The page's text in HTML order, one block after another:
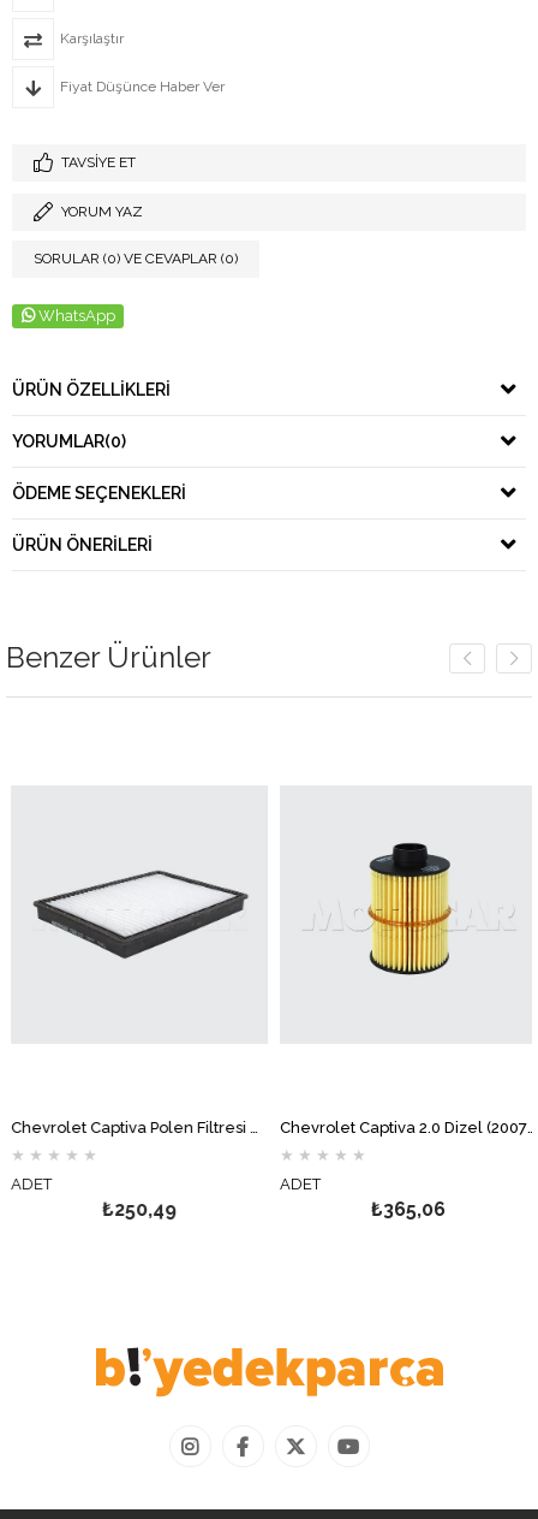
Karşılaştır
Fiyat Düşünce Haber Ver
TAVSIYE ET
YORUM YAZ
SORULAR (0) VE CEVAPLAR (0)
WhatsApp
ÜRÜN ÖZELLIKLERI
YORUMLAR(0)
ÖDEME SEÇENEKLERI
ÜRÜN ÖNERILERI
Benzer Ürünler
Chevrolet Captiva Polen Filtresi MOTOCAR
★ ★ ★ ★ ★
ADET
₺250,49
Chevrolet Captiva 2.0 Dizel (2007-2010) Mazot Filtresi MOTOCAR
★ ★ ★ ★ ★
ADET
₺365,06